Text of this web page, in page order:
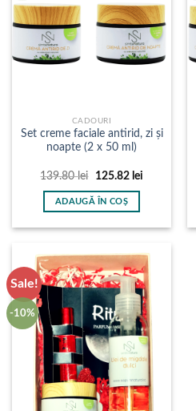
CADOURI
Set creme faciale antirid, zi și
noapte (2 x 50 ml)
139.80lei
Prețul
a
fost:
125.82 leiPrețul
ADAUGĂ ÎN COȘ
Sale!
-10%